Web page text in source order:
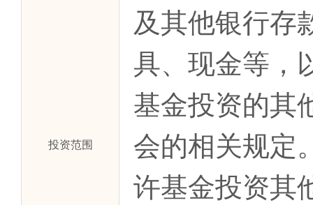
投资范围
及其他银行存
具、现金等，
基金投资的其
会的相关规定
许基金投资其